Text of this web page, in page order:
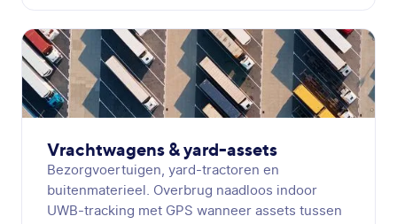
Vrachtwagens & yard-assets
Bezorgvoertuigen, yard-tractoren en
buitenmaterieel. Overbrug naadloos indoor
UWB-tracking met GPS wanneer assets tussen